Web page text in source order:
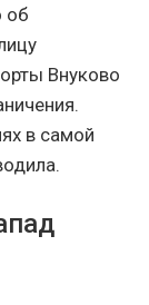
об
Внуково
в самой